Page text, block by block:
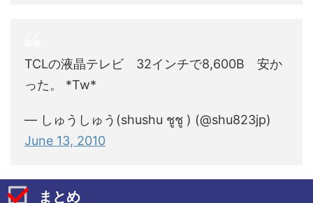
TCLの液晶テレビ 32インチで8,600B 安か
った。 *Tw*
— しゅうしゅう(shushu ชูชู ) (@shu823jp)
June 13, 2010
まとめ